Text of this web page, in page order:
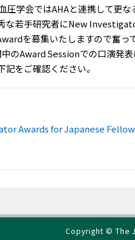
圧学会ではAHAと連携して更
な若手研究者にNew
を募集いたしますので奮
のAward Sessionでの口演発表
をご確認ください。
Awards for Japanese
Copyright © The